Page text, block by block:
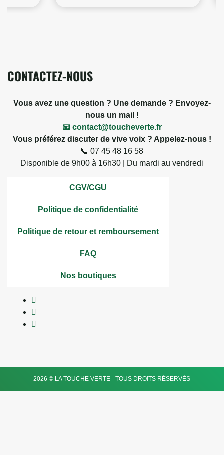
CONTACTEZ-NOUS
Vous avez une question ? Une demande ? Envoyez-
nous un mail !
📧 contact@toucheverte.fr
Vous préférez discuter de vive voix ? Appelez-nous !
📞 07 45 48 16 58
Disponible de 9h00 à 16h30 | Du mardi au vendredi
CGV/CGU
Politique de confidentialité
Politique de retour et remboursement
FAQ
Nos boutiques
2026 © LA TOUCHE VERTE - TOUS DROITS RÉSERVÉS